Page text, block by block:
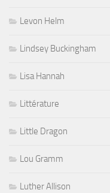
Levon Helm
Lindsey Buckingham
Lisa Hannah
Littérature
Little Dragon
Lou Gramm
Luther Allison